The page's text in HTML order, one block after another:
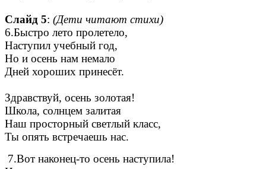
Слайд 5: (Дети читают стихи)
6.Быстро лето пролетело,
Наступил учебный год,
Но и осень нам немало
Дней хороших принесёт.
Здравствуй, осень золотая!
Школа, солнцем залитая
Наш просторный светлый класс,
Ты опять встречаешь нас.
7.Вот наконец-то осень наступила!